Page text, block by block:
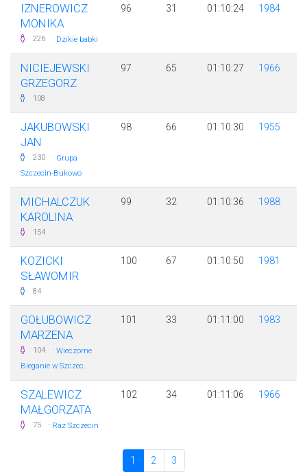
IZNEROWICZ
MONIKA
226 · Dzikie babki
96 31 01:10:24 1984
NICIEJEWSKI
GRZEGORZ
108
97 65 01:10:27 1966
JAKUBOWSKI
JAN
230 · Grupa
Szczecin-Bukowo
98 66 01:10:30 1955
MICHALCZUK
KAROLINA
154
99 32 01:10:36 1988
KOZICKI
SŁAWOMIR
84
100 67 01:10:50 1981
GOŁUBOWICZ
MARZENA
104 · Wieczorne
Bieganie w Szczec...
101 33 01:11:00 1983
SZALEWICZ
MAŁGORZATA
75 · Raz Szczecin
102 34 01:11:06 1966
1 2 3